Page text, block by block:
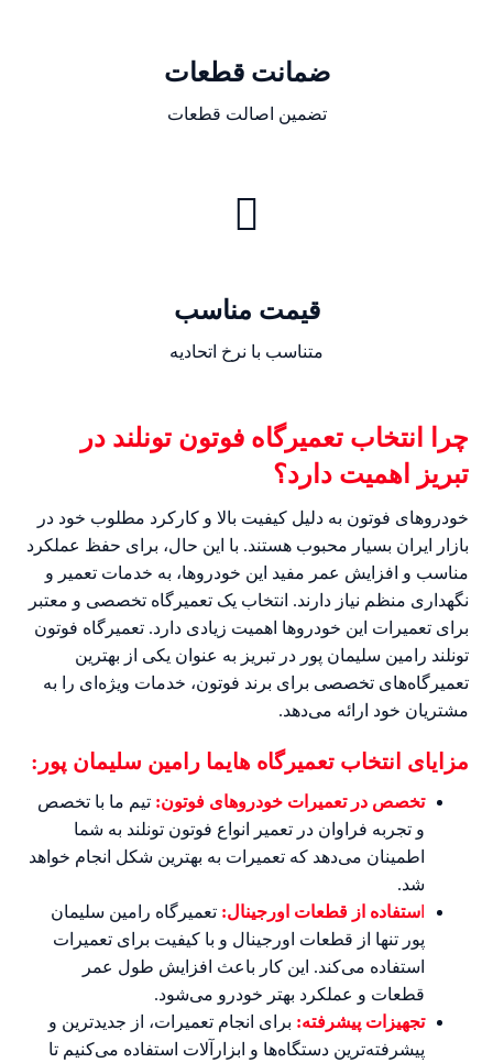
ضمانت قطعات
تضمین اصالت قطعات
قیمت مناسب
متناسب با نرخ اتحادیه
چرا انتخاب تعمیرگاه فوتون تونلند در
تبریز اهمیت دارد؟
خودروهای فوتون به دلیل کیفیت بالا و کارکرد مطلوب خود در
بازار ایران بسیار محبوب هستند. با این حال، برای حفظ عملکرد
مناسب و افزایش عمر مفید این خودروها، به خدمات تعمیر و
نگهداری منظم نیاز دارند. انتخاب یک تعمیرگاه تخصصی و معتبر
برای تعمیرات این خودروها اهمیت زیادی دارد. تعمیرگاه فوتون
تونلند رامین سلیمان پور در تبریز به عنوان یکی از بهترین
تعمیرگاه‌های تخصصی برای برند فوتون، خدمات ویژه‌ای را به
مشتریان خود ارائه می‌دهد.
مزایای انتخاب تعمیرگاه هایما رامین سلیمان پور:
تخصص در تعمیرات خودروهای فوتون: تیم ما با تخصص
و تجربه فراوان در تعمیر انواع فوتون تونلند به شما
اطمینان می‌دهد که تعمیرات به بهترین شکل انجام خواهد
شد.
استفاده از قطعات اورجینال: تعمیرگاه رامین سلیمان
پور تنها از قطعات اورجینال و با کیفیت برای تعمیرات
استفاده می‌کند. این کار باعث افزایش طول عمر
قطعات و عملکرد بهتر خودرو می‌شود.
تجهیزات پیشرفته: برای انجام تعمیرات، از جدیدترین و
پیشرفته‌ترین دستگاه‌ها و ابزارآلات استفاده می‌کنیم تا